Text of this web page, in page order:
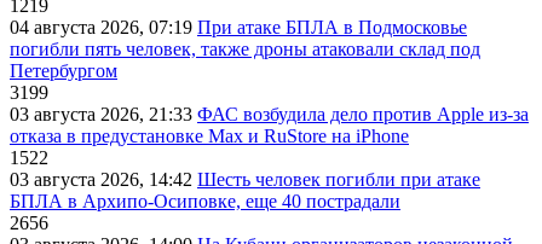
1219
04 августа 2026, 07:19 При атаке БПЛА в Подмосковье
погибли пять человек, также дроны атаковали склад под
Петербургом
3199
03 августа 2026, 21:33 ФАС возбудила дело против Apple из-за
отказа в предустановке Max и RuStore на iPhone
1522
03 августа 2026, 14:42 Шесть человек погибли при атаке
БПЛА в Архипо-Осиповке, еще 40 пострадали
2656